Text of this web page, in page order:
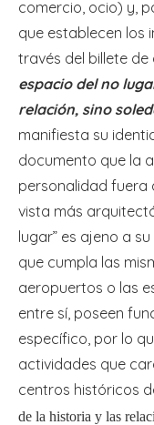
comercio, ocio) y,
que establecen los
través del billete de
espacio del no
relación, sino
manifiesta su
documento que la
personalidad fuera
vista más
lugar” es ajeno a
que cumpla las
aeropuertos o las
entre sí, poseen
específico, por lo
actividades que
centros históricos
de la historia y las